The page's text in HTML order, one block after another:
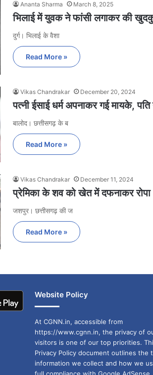
Ananta Sharma March 8, 2025
भिलाई में युवक ने फांसी लगाकर की
दुर्ग। भिलाई के वैशा
Read More »
Vikas Chandrakar December 20, 2024
पत्नी ईसाई धर्म अपनाकर गई मायके,
बालोद। छत्तीसगढ़ के ब
Read More »
Vikas Chandrakar December 11, 2024
प्रेमिका के शव को खेत में दफनाकर रोपा
जशपुर। छत्तीसगढ़ की ज
Read More »
Website Policy
At CGNN.in, accessible from
https://www.cgnn.in, the privacy of
visitors is one of our top priorities.
Privacy Policy document outlines the
information we collect and how we